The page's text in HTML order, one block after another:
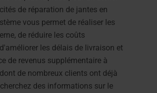
de réparation de jantes en
vous permet de réaliser les
de réduire les coûts
les délais de livraison et
de revenus supplémentaire à
de nombreux clients ont déjà
des informations sur le